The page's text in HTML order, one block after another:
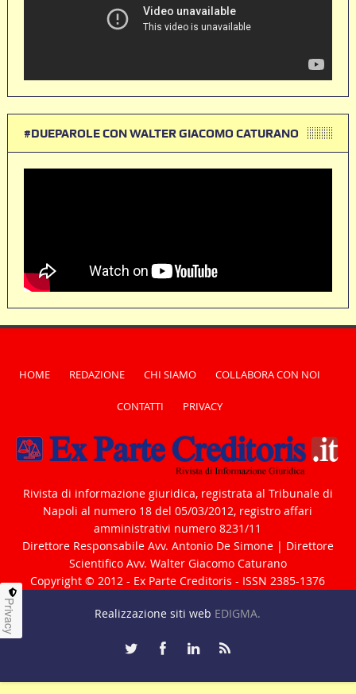
#DUEPAROLE CON WALTER GIACOMO CATURANO
HOME REDAZIONE CHI SIAMO COLLABORA CON NOI
CONTATTI PRIVACY
Rivista di informazione giuridica, registrata al Tribunale di
Napoli al numero 18 del 05/03/2012, registro affari
amministrativi numero 8231/11
Direttore Responsabile Avv. Antonio De Simone | Direttore
Scientifico Avv. Walter Giacomo Caturano
Copyright © 2012 - Ex Parte Creditoris - ISSN 2385-1376
Realizzazione siti web EDIGMA.
Privacy